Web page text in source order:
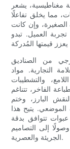
مغناطيسية، يشعر
مما يخلق تفاعلًا
وإن كانت
العميل. تبدو
من الصناديق
التجارية. مواد
والتشطيبات
الفاخر، تتناغم
البارز، وختم
الموضعي. يتيح هذا
تتوافق بدقة
إلى التصاميم
الجريئة والعصرية.